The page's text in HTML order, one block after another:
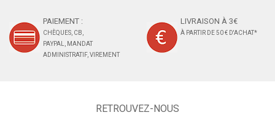
PAIEMENT :
CHÈQUES, CB,
PAYPAL, MANDAT
ADMINISTRATIF, VIREMENT
LIVRAISON À 3€
À PARTIR DE 50 € D'ACHAT*
RETROUVEZ-NOUS